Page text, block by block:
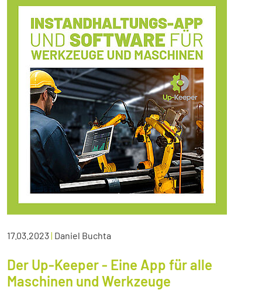
17.03.2023| Daniel Buchta
Der Up-Keeper - Eine App für alle
Maschinen und Werkzeuge